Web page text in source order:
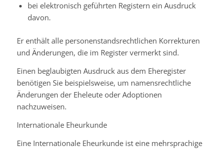
bei elektronisch geführten Registern ein Ausdruck
davon.
Er enthält alle personenstandsrechtlichen Korrekturen
und Änderungen, die im Register vermerkt sind.
Einen beglaubigten Ausdruck aus dem Eheregister
benötigen Sie beispielsweise, um namensrechtliche
Änderungen der Eheleute oder Adoptionen
nachzuweisen.
Internationale Eheurkunde
Eine Internationale Eheurkunde ist eine mehrsprachige